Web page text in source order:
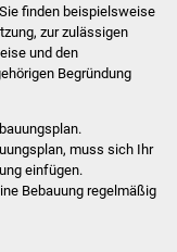
finden beispielsweise
zur zulässigen
und den
Begründung
muss sich Ihr
einfügen.
Bebauung regelmäßig